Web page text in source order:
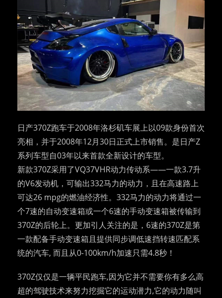
日产370Z跑车于2008年洛杉矶车展上以09款身份首次
亮相，并于2008年12月30日正式上市销售。是日产Z
系列车型自03年以来首款全新设计的车型。
新款370Z采用了VQ37VHR动力传动系——一款3.7升
的V6发动机，可输出332马力的动力，且在高速路上
可达26 mpg的燃油经济性。332马力的动力将通过一
个7速的自动变速箱或一个6速的手动变速箱被传输到
370Z的后轮上。更加引人关注的是，6速的370Z是第
一款配备手动变速箱且提供同步调低速挡转速匹配系
统的汽车, 而且从0-100km/h加速只需4.8秒！
370Z仅仅是一辆平民跑车,因为它并不需要你有多么高
超的驾驶技术来努力挖掘它的运动潜力,它的动力随叫